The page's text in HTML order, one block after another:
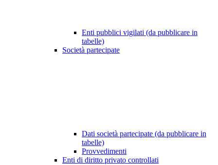
Enti pubblici vigilati (da pubblicare in
tabelle)
Società partecipate
Dati società partecipate (da pubblicare in
tabelle)
Provvedimenti
Enti di diritto privato controllati